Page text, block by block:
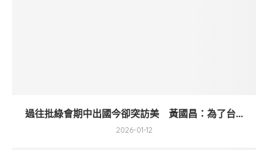
過往批綠會期中出國今卻突訪美 黃國昌：為了台...
2026-01-12